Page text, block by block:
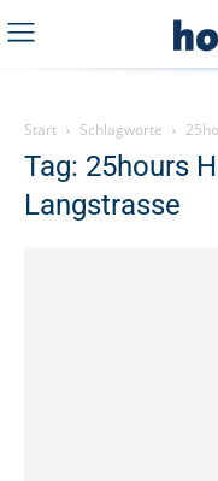
Start Schlagworte
Tag: 25hours
Langstrasse